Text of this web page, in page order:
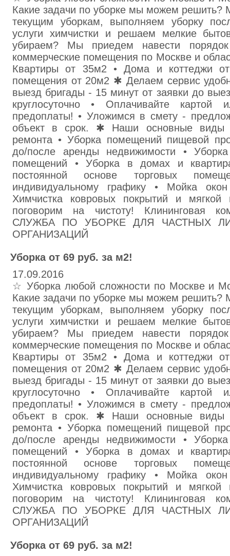
Какие задачи по уборке мы можем решить?
текущим уборкам, выполняем уборку
услуги химчистки и решаем мелкие
убираем? Мы приедем навести
коммерческие помещения по Москве и
Квартиры от 35м2 • Дома и коттеджи
помещения от 20м2 ✱ Делаем сервис
выезд бригады - 15 минут от заявки до
круглосуточно • Оплачивайте
предоплаты! • Уложимся в смету -
объект в срок. ✱ Наши основные виды
ремонта • Уборка помещений пищевой
до/после аренды недвижимости •
помещений • Уборка в домах и
постоянной основе торговых
индивидуальному графику • Мойка
Химчистка ковровых покрытий и
поговорим на чистоту! Клининговая
СЛУЖБА ПО УБОРКЕ ДЛЯ ЧАСТНЫХ
ОРГАНИЗАЦИЙ
Уборка от 69 руб. за м2!
17.09.2016
☆ Уборка любой сложности по Москве и
Какие задачи по уборке мы можем решить?
текущим уборкам, выполняем уборку
услуги химчистки и решаем мелкие
убираем? Мы приедем навести
коммерческие помещения по Москве и
Квартиры от 35м2 • Дома и коттеджи
помещения от 20м2 ✱ Делаем сервис
выезд бригады - 15 минут от заявки до
круглосуточно • Оплачивайте
предоплаты! • Уложимся в смету -
объект в срок. ✱ Наши основные виды
ремонта • Уборка помещений пищевой
до/после аренды недвижимости •
помещений • Уборка в домах и
постоянной основе торговых
индивидуальному графику • Мойка
Химчистка ковровых покрытий и
поговорим на чистоту! Клининговая
СЛУЖБА ПО УБОРКЕ ДЛЯ ЧАСТНЫХ
ОРГАНИЗАЦИЙ
Уборка от 69 руб. за м2!